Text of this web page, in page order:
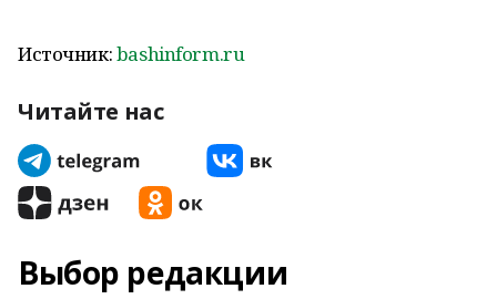
Источник:bashinform.ru
Читайте нас
Выбор редакции